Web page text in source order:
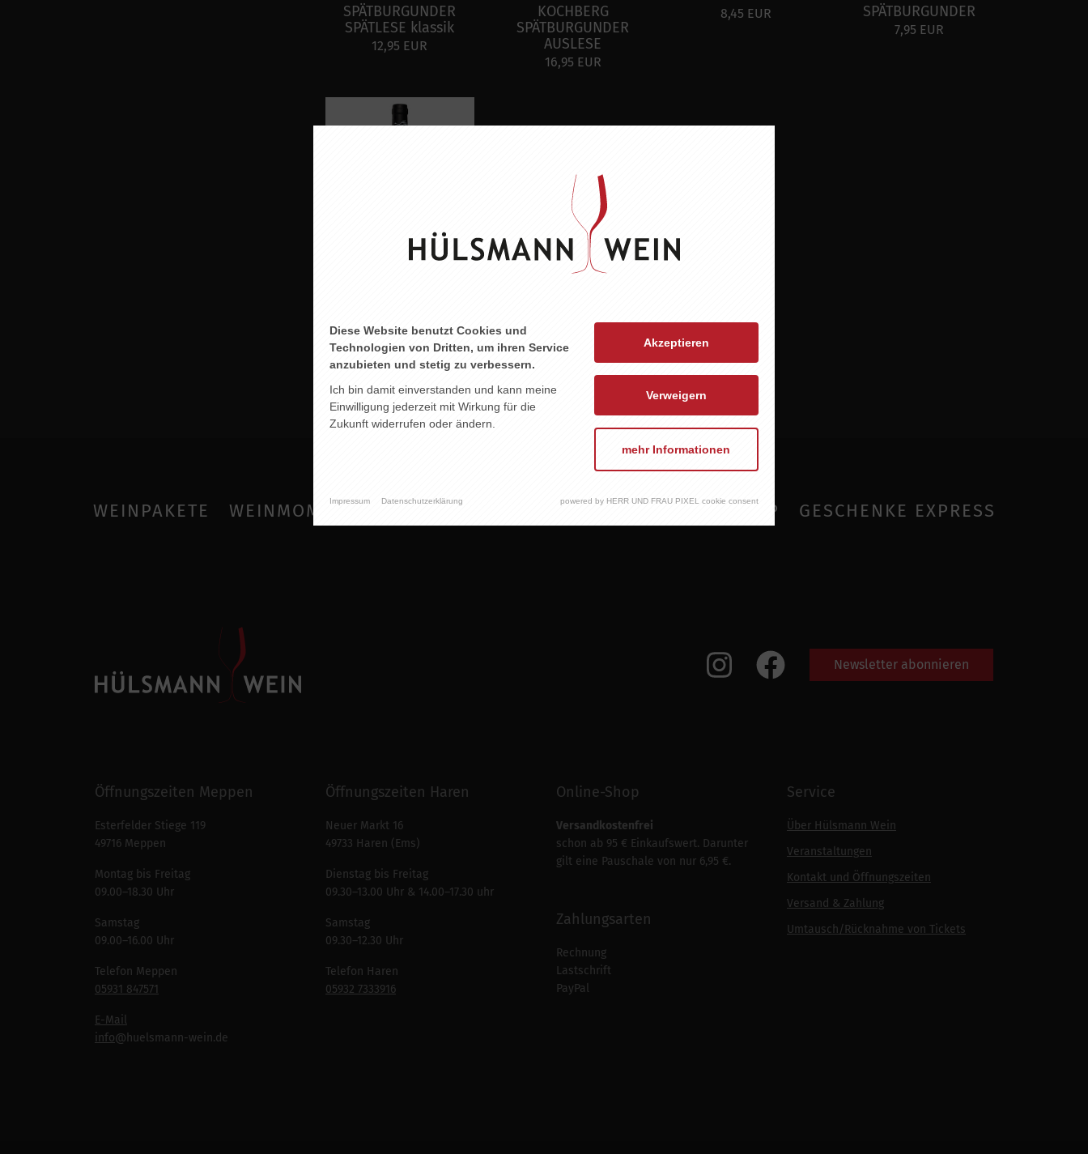
SPÄTBURGUNDER
SPÄTLESE klassik
12,95 EUR
KOCHBERG
SPÄTBURGUNDER
AUSLESE
16,95 EUR
8,45 EUR
SPÄTBURGUNDER
7,95 EUR
WEINPAKETE WEINMOMENTE KEINE WEINE WEIN ABO EVENTS SHOP GESCHENKE EXPRESS
Newsletter abonnieren
Öffnungszeiten Meppen
Esterfelder Stiege 119
49716 Meppen
Montag bis Freitag
09.00–18.30 Uhr
Samstag
09.00–16.00 Uhr
Telefon Meppen
05931 847571
E-Mail
info@huelsmann-wein.de
Öffnungszeiten Haren
Neuer Markt 16
49733 Haren (Ems)
Dienstag bis Freitag
09.30–13.00 Uhr & 14.00–17.30 uhr
Samstag
09.30–12.30 Uhr
Telefon Haren
05932 7333916
Online-Shop
Versandkostenfrei
schon ab 95 € Einkaufswert. Darunter
gilt eine Pauschale von nur 6,95 €.
Zahlungsarten
Rechnung
Lastschrift
PayPal
Service
Über Hülsmann Wein
Veranstaltungen
Kontakt und Öffnungszeiten
Versand & Zahlung
Umtausch/Rücknahme von Tickets
Diese Website benutzt Cookies und
Technologien von Dritten, um ihren Service
anzubieten und stetig zu verbessern.
Ich bin damit einverstanden und kann meine
Einwilligung jederzeit mit Wirkung für die
Zukunft widerrufen oder ändern.
Akzeptieren
Verweigern
mehr Informationen
Impressum Datenschutzerklärung powered by HERR UND FRAU PIXEL cookie consent